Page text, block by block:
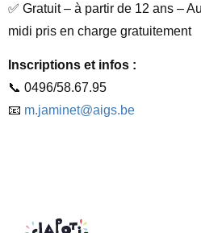
✅ Gratuit – à partir de 12 ans –
midi pris en charge gratuitement
Inscriptions et infos :
📞 0496/58.67.95
📧 m.jaminet@aigs.be